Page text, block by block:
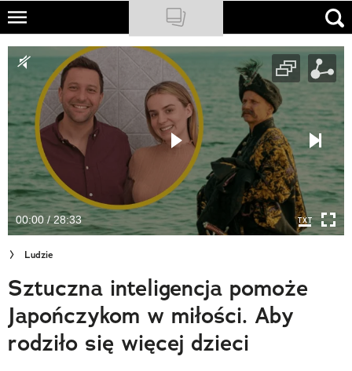
Skip
main
content
NATIONAL GEOGRAPHIC
TRAVELER
PODCASTY
Sklep
Newsletter
Cuda Polski
Wielki Konkurs Fotograficzny
Trendbook Podróżniczy
Polecane
00:00 / 28:33
Ludzie
Sztuczna inteligencja pomoże
Japończykom w miłości. Aby
rodziło się więcej dzieci